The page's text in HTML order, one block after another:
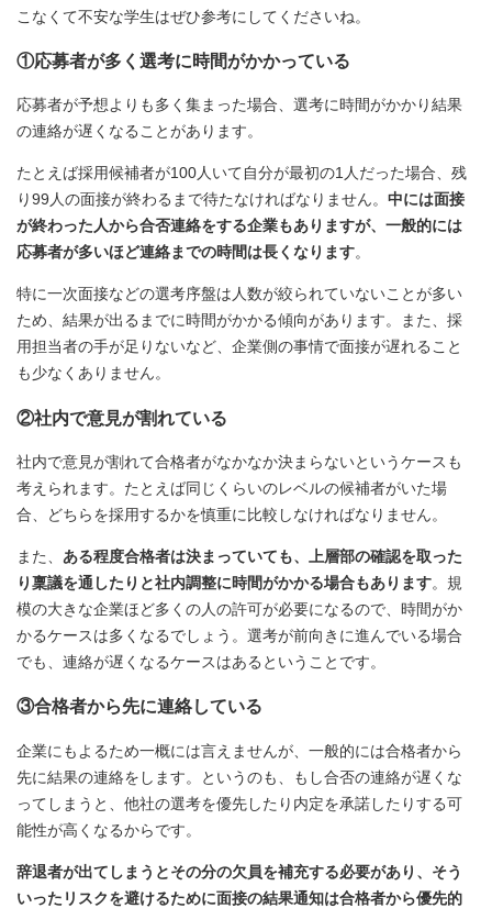
こなくて不安な学生はぜひ参考にしてくださいね。
①応募者が多く選考に時間がかかっている
応募者が予想よりも多く集まった場合、選考に時間がかかり結果
の連絡が遅くなることがあります。
たとえば採用候補者が100人いて自分が最初の1人だった場合、残
り99人の面接が終わるまで待たなければなりません。 中には面接
が終わった人から合否連絡をする企業もありますが、一般的には
応募者が多いほど連絡までの時間は長くなります。
特に一次面接などの選考序盤は人数が絞られていないことが多い
ため、結果が出るまでに時間がかかる傾向があります。また、採
用担当者の手が足りないなど、企業側の事情で面接が遅れること
も少なくありません。
②社内で意見が割れている
社内で意見が割れて合格者がなかなか決まらないというケースも
考えられます。たとえば同じくらいのレベルの候補者がいた場
合、どちらを採用するかを慎重に比較しなければなりません。
また、 ある程度合格者は決まっていても、上層部の確認を取った
り稟議を通したりと社内調整に時間がかかる場合もあります。規
模の大きな企業ほど多くの人の許可が必要になるので、時間がか
かるケースは多くなるでしょう。選考が前向きに進んでいる場合
でも、連絡が遅くなるケースはあるということです。
③合格者から先に連絡している
企業にもよるため一概には言えませんが、一般的には合格者から
先に結果の連絡をします。というのも、もし合否の連絡が遅くな
ってしまうと、他社の選考を優先したり内定を承諾したりする可
能性が高くなるからです。
辞退者が出てしまうとその分の欠員を補充する必要があり、そう
いったリスクを避けるために面接の結果通知は合格者から優先的